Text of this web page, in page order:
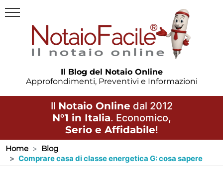
Il Blog del Notaio Online
Approfondimenti, Preventivi e Informazioni
Il Notaio Online dal 2012
N°1 in Italia. Economico,
Serio e Affidabile!
Home
Blog
Comprare casa di classe energetica G: cosa sapere